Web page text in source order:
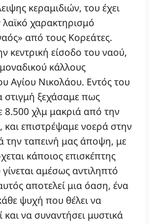
κεραμιδιών, του έχει
λαϊκό χαρακτηρισμό
από τους Κορεάτες.
κεντρική είσοδο του ναού,
κάλλους
Αγίου Νικολάου. Εντός του
στιγμή ξεχάσαμε πως
8.500 χλμ μακριά από την
και επιστρέψαμε νοερά στην
την ταπεινή μας άποψη, με
κάποιος επισκέπτης
αμέσως αντιληπτό
αποτελεί μια όαση, ένα
ψυχή που θέλει να
να συναντήσει μυστικά